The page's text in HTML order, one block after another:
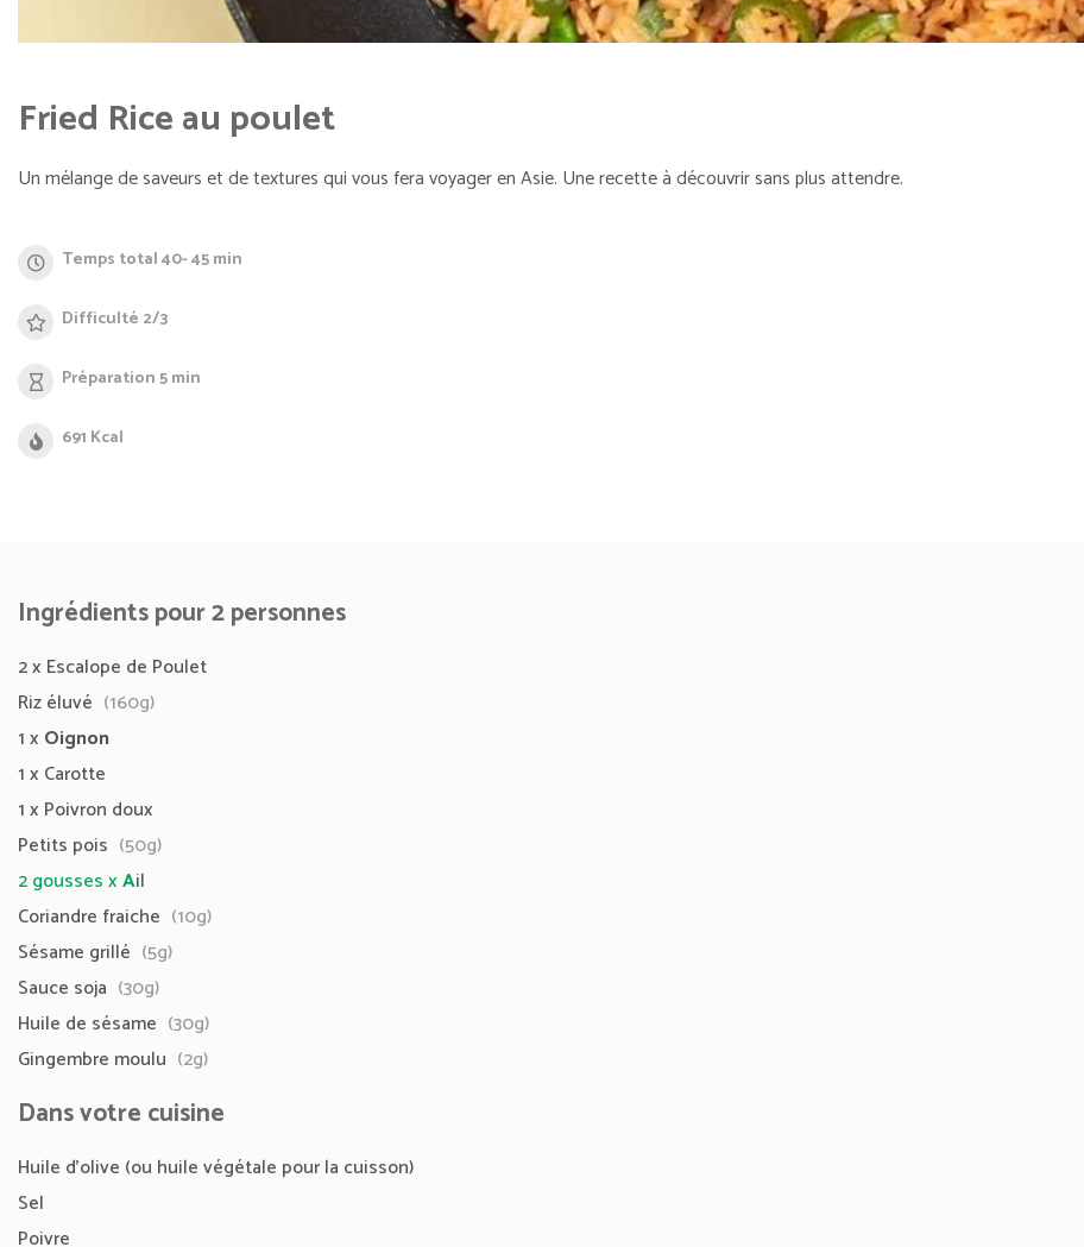
Fried Rice au poulet
Un mélange de saveurs et de textures qui vous fera voyager en Asie. Une recette à découvrir sans plus attendre.
Temps total 40- 45 min
Difficulté 2/3
Préparation 5 min
691 Kcal
Ingrédients pour 2 personnes
2 x Escalope de Poulet
Riz éluvé (160g)
1 x Oignon
1 x Carotte
1 x Poivron doux
Petits pois (50g)
2 gousses xAil
Coriandre fraiche (10g)
Sésame grillé (5g)
Sauce soja (30g)
Huile de sésame (30g)
Gingembre moulu (2g)
Dans votre cuisine
Huile d’olive (ou huile végétale pour la cuisson)
Sel
Poivre